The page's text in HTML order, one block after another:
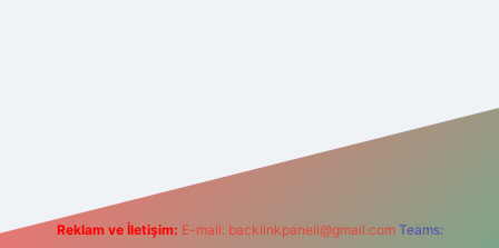
Reklam ve İletişim: E-mail: backlinkpaneli@gmail.com Teams: